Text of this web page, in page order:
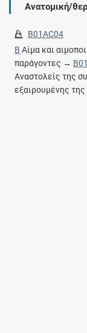
Ανατομική/
B01AC04
B Αίμα και
παράγοντες →
Αναστολείς της
εξαιρουμένης της